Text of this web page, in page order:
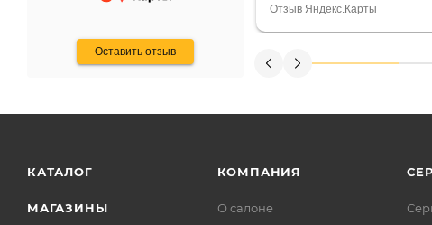
Оставить отзыв
Считаю, что это
Отзыв Яндекс.Карты
КАТАЛОГ
МАГАЗИНЫ
КОМПАНИЯ
О салоне